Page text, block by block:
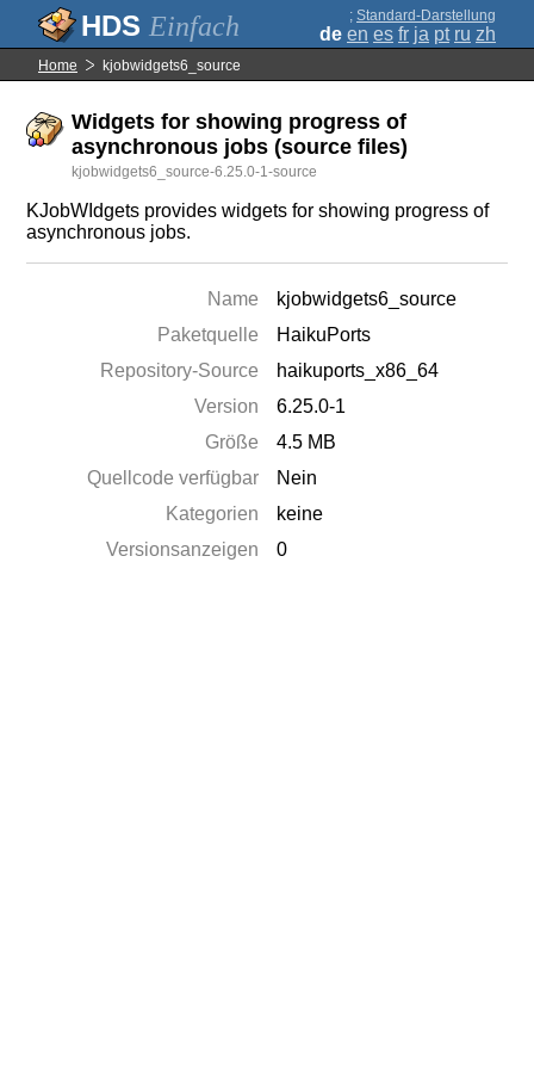
Einfach ; Standard-Darstellung
de en es fr ja pt ru zh
Home kjobwidgets6_source
Widgets for showing progress of
asynchronous jobs (source files)
kjobwidgets6_source-6.25.0-1-source
KJobWIdgets provides widgets for showing progress of
asynchronous jobs.
Name
kjobwidgets6_source
Paketquelle
HaikuPorts
Repository-Source
haikuports_x86_64
Version
6.25.0-1
Größe
4.5 MB
Quellcode verfügbar
Nein
Kategorien
keine
Versionsanzeigen
0